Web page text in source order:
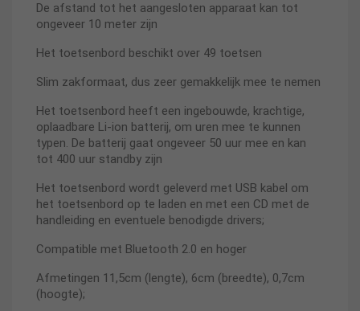
De afstand tot het aangesloten apparaat kan tot
ongeveer 10 meter zijn
Het toetsenbord beschikt over 49 toetsen
Slim zakformaat, dus zeer gemakkelijk mee te nemen
Het toetsenbord heeft een ingebouwde, krachtige,
oplaadbare Li-ion batterij, om uren mee te kunnen
typen. De batterij gaat ongeveer 50 uur mee en kan
tot 400 uur standby zijn
Het toetsenbord wordt geleverd met USB kabel om
het toetsenbord op te laden en met een CD met de
handleiding en eventuele benodigde drivers;
Compatible met Bluetooth 2.0 en hoger
Afmetingen 11,5cm (lengte), 6cm (breedte), 0,7cm
(hoogte);